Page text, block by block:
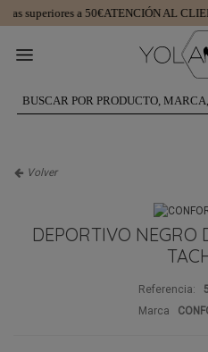
superiores a 50€ATENCIÓN AL
Volver
DEPORTIVO NEGRO
Referencia:
Marca